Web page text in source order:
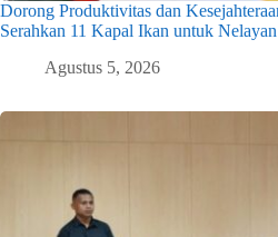
Dorong Produktivitas dan
Serahkan 11 Kapal Ikan untuk
Agustus 5, 2026